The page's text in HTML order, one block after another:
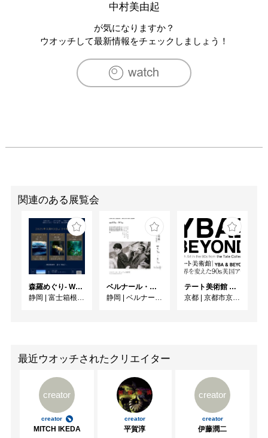
中村美由起
が気になりますか？
ウオッチして最新情報をチェックしましょう！
関連のある展覧会
森羅めぐり- Wandering in Shinra -
静岡 | 富士箱根カントリークラブ
ベルナール・ビュフェと写真 ーカメラがとらえたビュフェとその時代、そして21 世紀へ
静岡 | ベルナール・ビュフェ美術館
テート美術館 ― YBA & BEYOND 世界を変えた90s英国アート
京都 | 京都市京セラ美術館
最近ウオッチされたクリエイター
creator
creator
MITCH IKEDA
creator
平賀淳
creator
creator
伊藤潤二